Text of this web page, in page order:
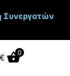
Συνεργατών
€ 0